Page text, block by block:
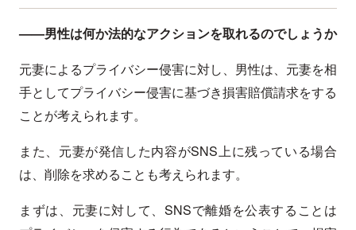
——男性は何か法的なアクションを取れるのでしょうか
元妻によるプライバシー侵害に対し、男性は、元妻を相
手としてプライバシー侵害に基づき損害賠償請求をする
ことが考えられます。
また、元妻が発信した内容がSNS上に残っている場合
は、削除を求めることも考えられます。
まずは、元妻に対して、SNSで離婚を公表することは